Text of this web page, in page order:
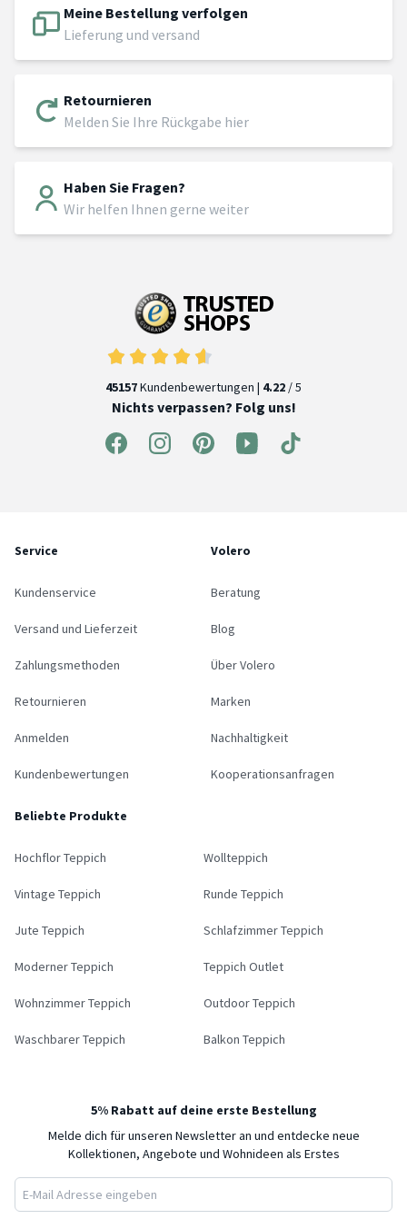
Meine Bestellung verfolgen
Lieferung und versand
Retournieren
Melden Sie Ihre Rückgabe hier
Haben Sie Fragen?
Wir helfen Ihnen gerne weiter
45157Kundenbewertungen | 4.22 / 5
Nichts verpassen? Folg uns!
Service
Kundenservice
Versand und Lieferzeit
Zahlungsmethoden
Retournieren
Anmelden
Kundenbewertungen
Volero
Beratung
Blog
Über Volero
Marken
Nachhaltigkeit
Kooperationsanfragen
Beliebte Produkte
Hochflor Teppich Wollteppich
Vintage Teppich Runde Teppich
Jute Teppich Schlafzimmer Teppich
Moderner Teppich Teppich Outlet
Wohnzimmer Teppich Outdoor Teppich
Waschbarer Teppich Balkon Teppich
5% Rabatt auf deine erste Bestellung
Melde dich für unseren Newsletter an und entdecke neue
Kollektionen, Angebote und Wohnideen als Erstes